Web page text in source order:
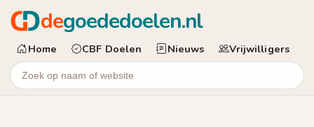
degoededoelen.nl
Home CBF Doelen Nieuws Vrijwilligers